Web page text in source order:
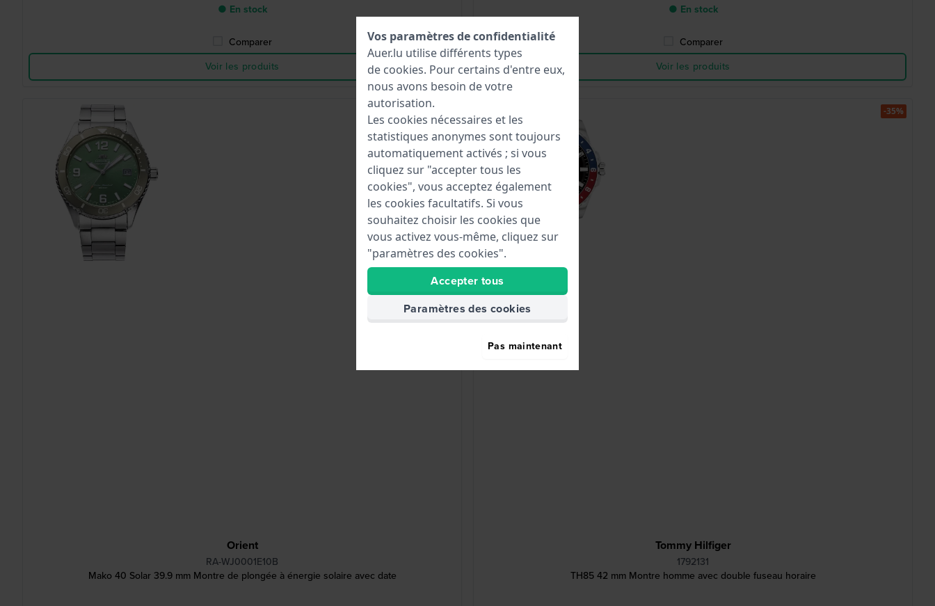
● En stock
Comparer
Voir les produits
● En stock
Comparer
Voir les produits
Orient
RA-WJ0001E10B
Mako 40 Solar 39.9 mm Montre de plongée à énergie solaire avec date
-30%
Tommy Hilfiger
1792131
TH85 42 mm Montre homme avec double fuseau horaire
-35%
Vos paramètres de confidentialité
Auer.lu utilise différents types
de cookies. Pour certains d'entre eux,
nous avons besoin de votre
autorisation.
Les cookies nécessaires et les
statistiques anonymes sont toujours
automatiquement activés ; si vous
cliquez sur "accepter tous les
cookies", vous acceptez également
les cookies facultatifs. Si vous
souhaitez choisir les cookies que
vous activez vous-même, cliquez sur
"paramètres des cookies".
Accepter tous
Paramètres des cookies
Pas maintenant